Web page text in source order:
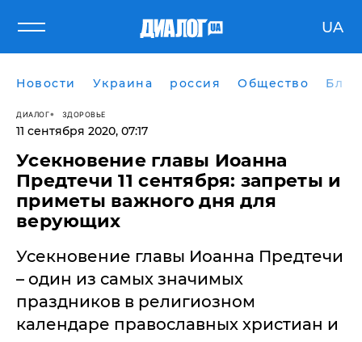
UA
Новости Украина россия Общество
ДИАЛОГ ЗДОРОВЬЕ
11 сентября 2020, 07:17
Усекновение главы Иоанна
Предтечи 11 сентября: запреты и
приметы важного дня для
верующих
Усекновение главы Иоанна Предтечи
– один из самых значимых
праздников в религиозном
календаре православных христиан и